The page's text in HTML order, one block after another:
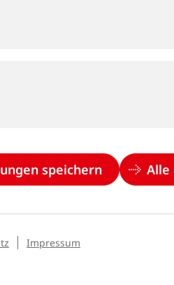
im Fokus des
Isolierung und der
die strategische
ist ein
wir die steigenden
Familie Goldschmidt,
stellen wir
speichern Alle
Impressum